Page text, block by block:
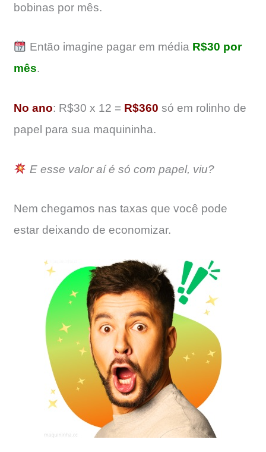
bobinas por mês.
Então imagine pagar em média R$30 por
mês.
No ano: R$30 x 12 = R$360 só em rolinho de
papel para sua maquininha.
E esse valor aí é só com papel, viu?
Nem chegamos nas taxas que você pode
estar deixando de economizar.